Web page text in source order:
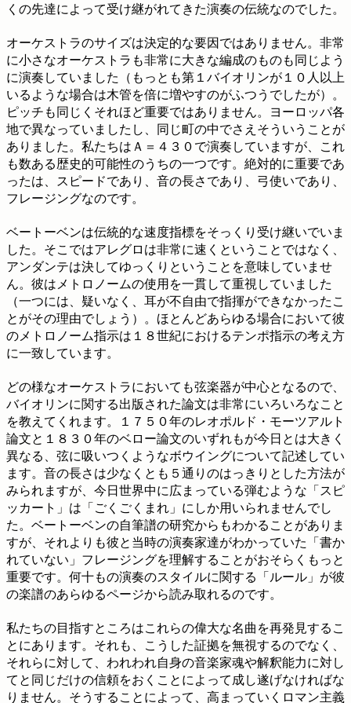
くの先達によって受け継がれてきた演奏の伝統なのでした。
オーケストラのサイズは決定的な要因ではありません。非常
に小さなオーケストラも非常に大きな編成のものも同じよう
に演奏していました（もっとも第１バイオリンが１０人以上
いるような場合は木管を倍に増やすのがふつうでしたが）。
ピッチも同じくそれほど重要ではありません。ヨーロッパ各
地で異なっていましたし、同じ町の中でさえそういうことが
ありました。私たちはＡ＝４３０で演奏していますが、これ
も数ある歴史的可能性のうちの一つです。絶対的に重要であ
ったは、スピードであり、音の長さであり、弓使いであり、
フレージングなのです。
ベートーベンは伝統的な速度指標をそっくり受け継いでいま
した。そこではアレグロは非常に速くということではなく、
アンダンテは決してゆっくりということを意味していませ
ん。彼はメトロノームの使用を一貫して重視していました
（一つには、疑いなく、耳が不自由で指揮ができなかったこ
とがその理由でしょう）。ほとんどあらゆる場合において彼
のメトロノーム指示は１８世紀におけるテンポ指示の考え方
に一致しています。
どの様なオーケストラにおいても弦楽器が中心となるので、
バイオリンに関する出版された論文は非常にいろいろなこと
を教えてくれます。１７５０年のレオポルド・モーツアルト
論文と１８３０年のベロー論文のいずれもが今日とは大きく
異なる、弦に吸いつくようなボウイングについて記述してい
ます。音の長さは少なくとも５通りのはっきりとした方法が
みられますが、今日世界中に広まっている弾むような「スピ
ッカート」は「ごくごくまれ」にしか用いられませんでし
た。ベートーベンの自筆譜の研究からもわかることがありま
すが、それよりも彼と当時の演奏家達がわかっていた「書か
れていない」フレージングを理解することがおそらくもっと
重要です。何十もの演奏のスタイルに関する「ルール」が彼
の楽譜のあらゆるページから読み取れるのです。
私たちの目指すところはこれらの偉大な名曲を再発見するこ
とにあります。それも、こうした証拠を無視するのでなく、
それらに対して、われわれ自身の音楽家魂や解釈能力に対し
てと同じだけの信頼をおくことによって成し遂げなければな
りません。そうすることによって、高まっていくロマン主義